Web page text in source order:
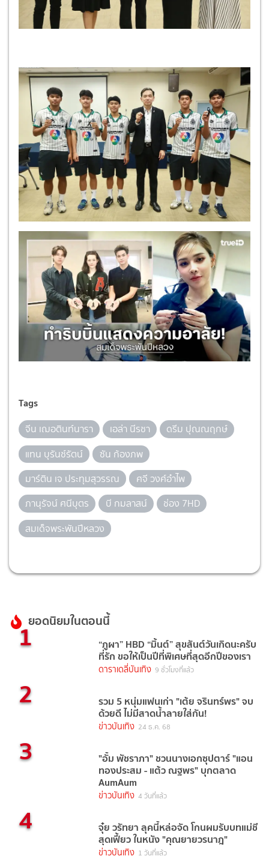
Tags
จีน เฌอตินท์นารา เอล่า นีรชา
ดรีม ปุณณฤกษ์
แทน บุรันช์รัตน์
ซัน ก้องภพ
มาร์ติน เจ ประทุมสุวรรณ
ศจี วงศ์อำไพ
ภานุรัจน์ ศนีบุตร
บี กมลาสน์
ช่อง 7HD
สมเด็จพระพันปีหลวง
ยอดนิยมในตอนนี้
1 “ภูผา” HBD “มิ้นต์” สุขสันต์วันเกิดนะครับ
ที่รัก ขอให้เป็นปีที่พิเศษที่สุดอีกปีของเรา
ดาราเดลี่บันเทิง 9 ชั่วโมงที่แล้ว
2 รวม 5 หนุ่มแฟนเก่า "เต้ย จรินทร์พร" จบ
ด้วยดี ไม่มีสาดน้ำลายใส่กัน!
ข่าวบันเทิง 24 ธ.ค. 68
3 "อั้ม พัชราภา" ชวนนางเอกซุปตาร์ "แอน
ทองประสม - แต้ว ณฐพร" บุกตลาด
AumAum
ข่าวบันเทิง 4 วันที่แล้ว
4 จุ๋ย วรัทยา ลุคนี้หล่อจัด โกนผมรับบทแม่ชี
สุดเฟี้ยว ในหนัง "คุณยายวรนาฎ"
ข่าวบันเทิง 1 วันที่แล้ว